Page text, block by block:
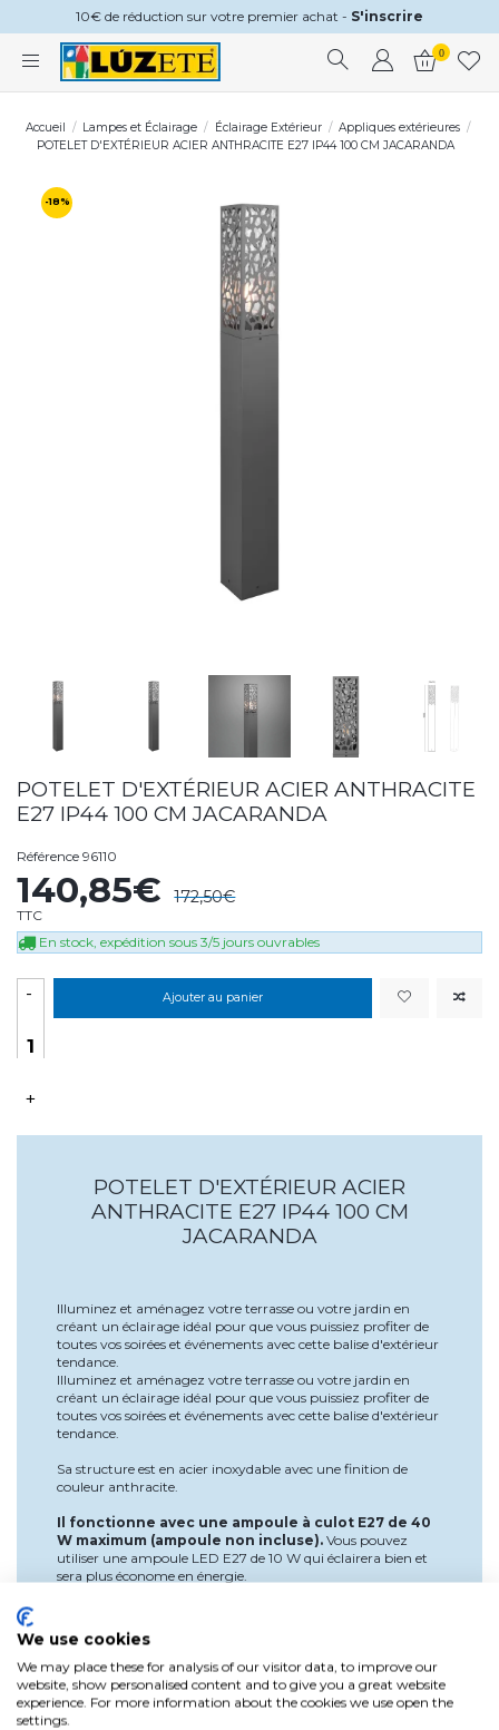
10€ de réduction sur votre premier achat - S'inscrire
0
Accueil Lampes et Éclairage Éclairage Extérieur
Appliques extérieures
POTELET D'EXTÉRIEUR ACIER ANTHRACITE E27 IP44 100 CM JACARANDA
-18%
POTELET D'EXTÉRIEUR ACIER ANTHRACITE
E27 IP44 100 CM JACARANDA
Référence 96110
140,85€ 172,50€
TTC
En stock, expédition sous 3/5 jours ouvrables
-
+
Ajouter au panier
POTELET D'EXTÉRIEUR ACIER
ANTHRACITE E27 IP44 100 CM
JACARANDA
Illuminez et aménagez votre terrasse ou votre jardin en
créant un éclairage idéal pour que vous puissiez profiter de
toutes vos soirées et événements avec cette balise d'extérieur
tendance.
Illuminez et aménagez votre terrasse ou votre jardin en
créant un éclairage idéal pour que vous puissiez profiter de
toutes vos soirées et événements avec cette balise d'extérieur
tendance.
Sa structure est en acier inoxydable avec une finition de
couleur anthracite.
Il fonctionne avec une ampoule à culot E27 de 40
W maximum (ampoule non incluse). Vous pouvez
utiliser une ampoule LED E27 de 10 W qui éclairera bien et
sera plus économe en énergie.
Profondeur : 10 cm et poids : 2,875 kg.
Indice de protection IP : IP44.
Dimensions de l'emballage : Largeur : 11 cm,
Hauteur : 11 cm, Profondeur : 102 cm et poids : 3,110
We use cookies
We may place these for analysis of our visitor data, to improve our
website, show personalised content and to give you a great website
experience. For more information about the cookies we use open the
settings.